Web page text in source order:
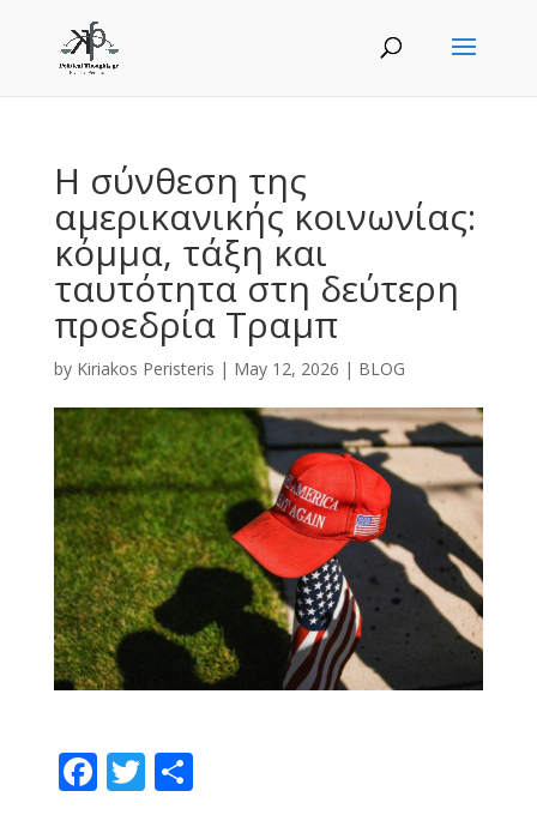
Η σύνθεση της
αμερικανικής κοινωνίας:
κόμμα, τάξη και
ταυτότητα στη δεύτερη
προεδρία Τραμπ
by Kiriakos Peristeris | May 12, 2026 | BLOG
F T S